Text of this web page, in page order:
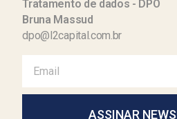
Tratamento de dados - DPO
Bruna Massud
dpo@l2capital.com.br
ASSINAR